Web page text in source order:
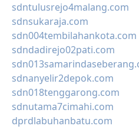
sdntulusrejo4malang.com
sdnsukaraja.com
sdn004tembilahankota.com
sdndadirejo02pati.com
sdnanyelir2depok.com
sdn018tenggarong.com
sdnutama7cimahi.com
dprdlabuhanbatu.com